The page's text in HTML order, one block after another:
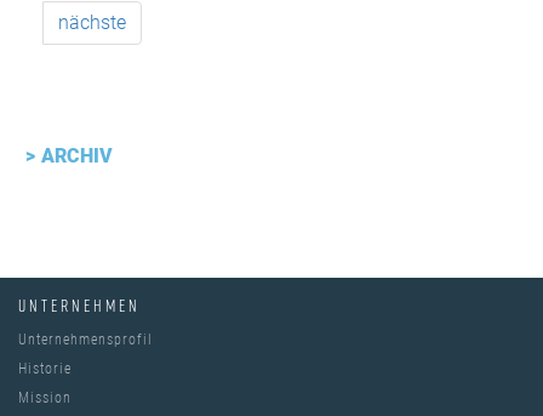
nächste
ARCHIV
UNTERNEHMEN
Unternehmensprofil
Historie
Mission